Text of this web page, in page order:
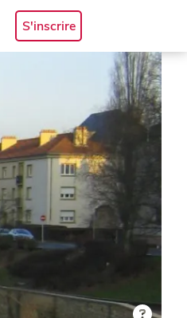
S'inscrire